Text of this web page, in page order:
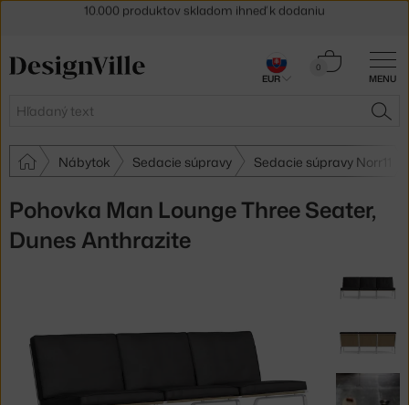
MENU
Hľadať
0
Košík
Nábytok Sedacie súpravy Sedacie súpravy Norr11
Pohovka Man Lounge Three Seater,
Dunes Anthrazite
30 dní na vrátenie tovaru
EUR